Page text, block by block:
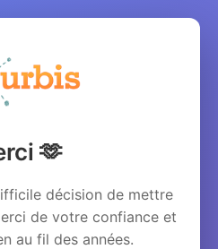
🫶
décision de mettre
de votre confiance et
au fil des années.